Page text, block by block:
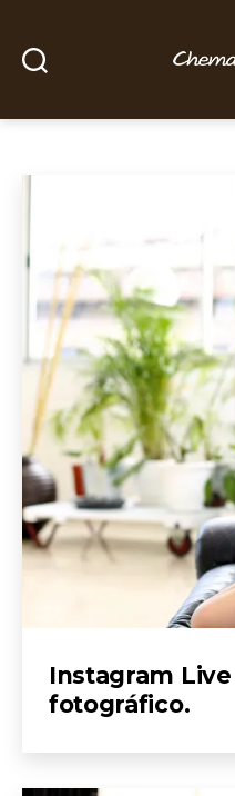
Instagram
fotográfico.